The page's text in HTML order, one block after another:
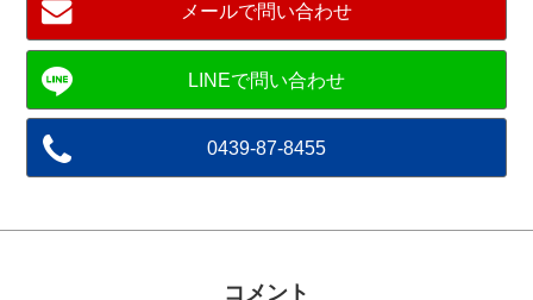
メールで問い合わせ
0439-87-8455
コメント